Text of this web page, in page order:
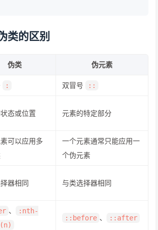
类的区别
伪类 伪元素
: 双冒号 ::
态或位置 元素的特定部分
可以应用多
一个元素通常只能应用一
个伪元素
器相同 与类选择器相同
、
:nth-
::before 、 ::after